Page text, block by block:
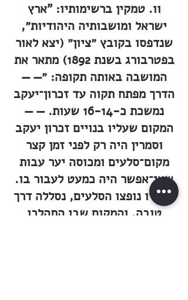
וו. טמקין ברשימותיו: "ארץ
ישראל ומושבותיה היהודיות״,
שנדפסו בקובץ ״ציון״ (יצא לאור
בפטרבורג בשנת 1892) מתאר את
המושבה באותה תקופה: ״— —
הדרך מפתח תקוה עד זכרון־יעקב
נמשכת כ-16-14 שעות. — —
המקום שעליו בנויים זכרון יעקב
וסמרין היה רק לפני זמן קצר
מקום־סלעים ומכוסה יער עבות
שאי־אפשר היה כמעט לעבור בו.
עכשיו נופצו הסלעים, נסללה דרך
טובה, והמקום שבו התהלכו